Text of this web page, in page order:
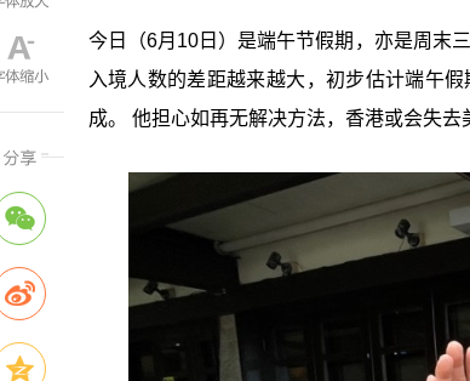
今日（6月10日）是端午节假期，亦是周末
入境人数的差距越来越大，初步估计端午
成。 他担心如再无解决方法，香港或会失去